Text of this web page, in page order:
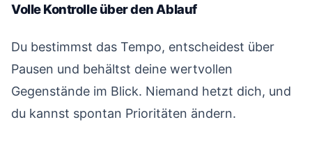
Volle Kontrolle über den Ablauf
Du bestimmst das Tempo, entscheidest über
Pausen und behältst deine wertvollen
Gegenstände im Blick. Niemand hetzt dich, und
du kannst spontan Prioritäten ändern.